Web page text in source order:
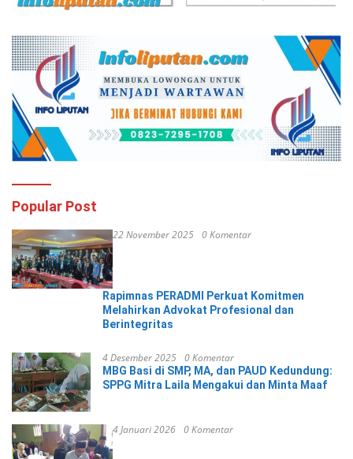
Popular Post
22 November 2025 0 Komentar
Rapimnas PERADMI Perkuat Komitmen
Melahirkan Advokat Profesional dan
Berintegritas
4 Desember 2025 0 Komentar
MBG Basi di SMP, MA, dan PAUD Kedundung:
SPPG Mitra Laila Mengakui dan Minta Maaf
4 Januari 2026 0 Komentar